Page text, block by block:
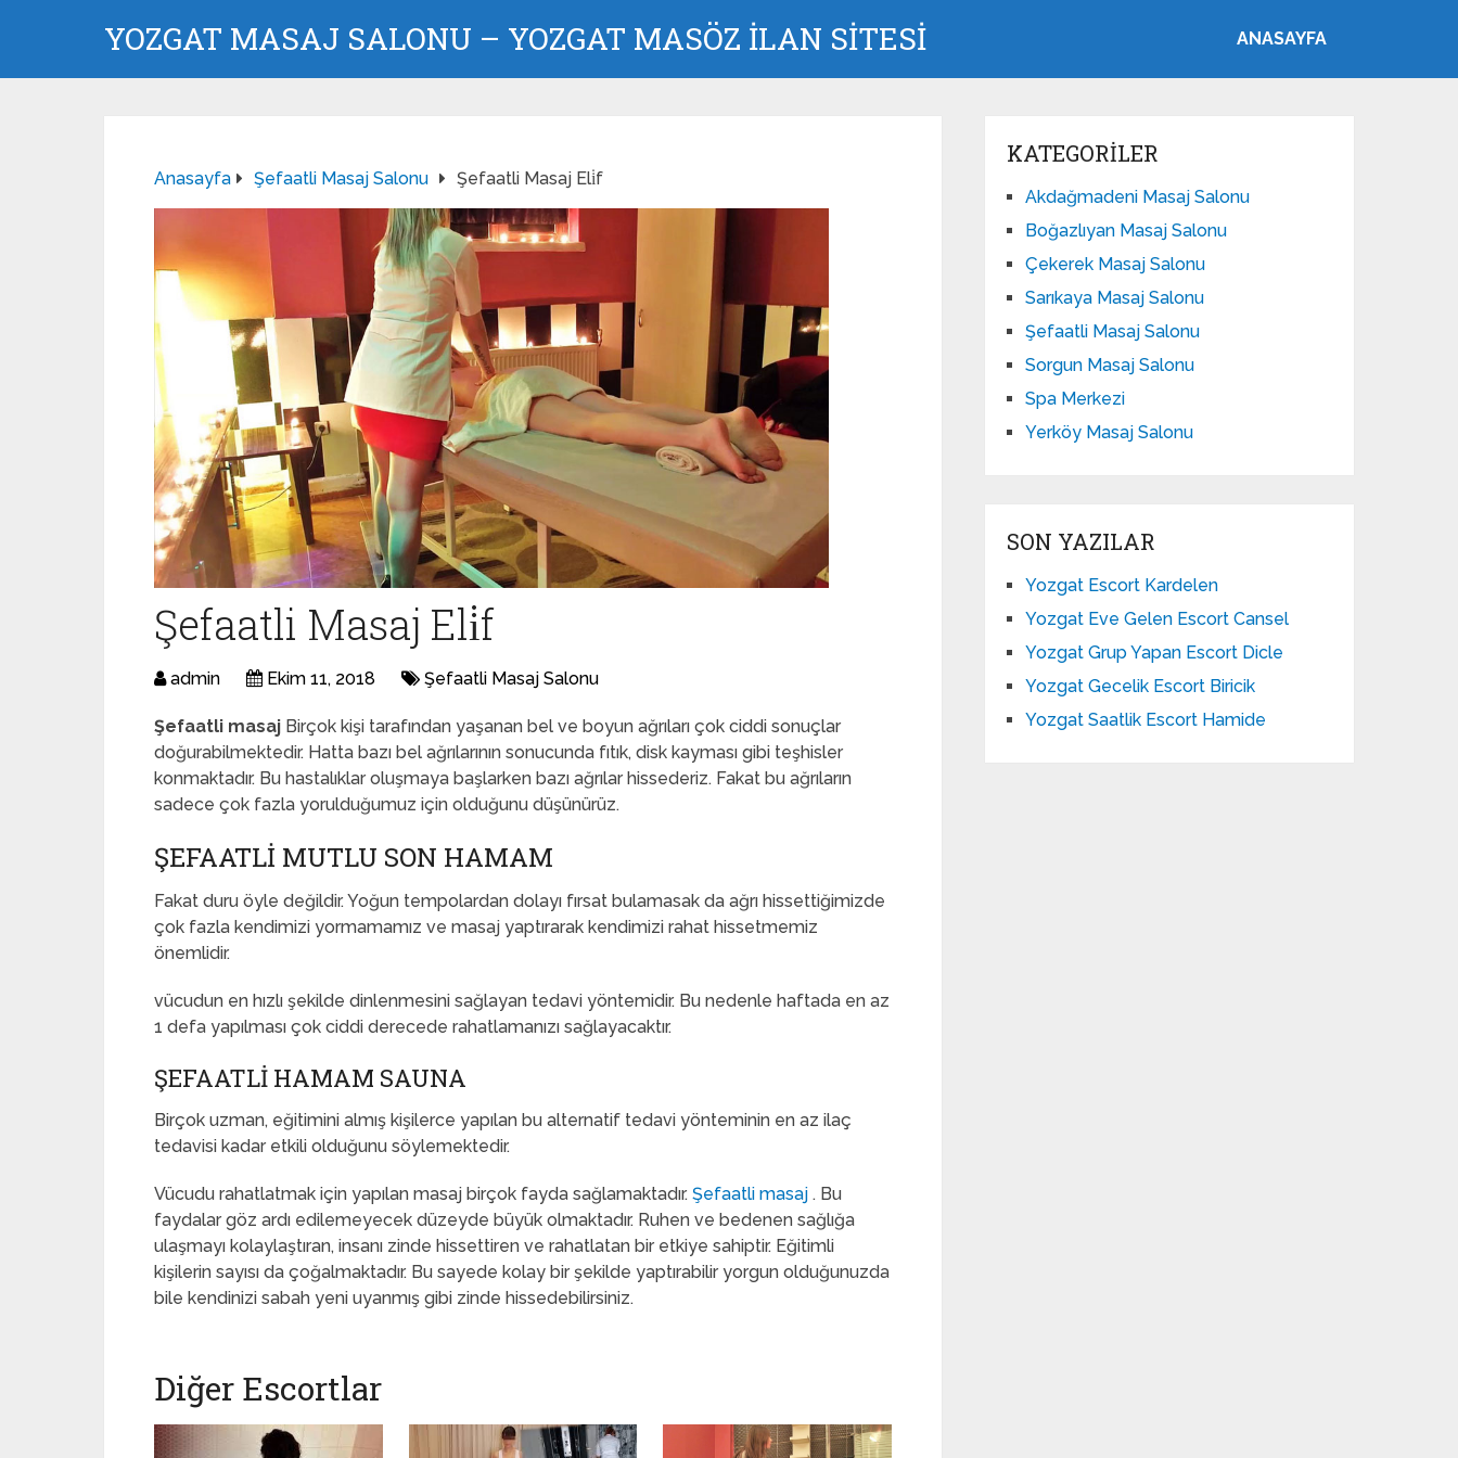
YOZGAT MASAJ SALONU – YOZGAT MASÖZ İLAN SİTESİ ANASAYFA
Anasayfa Şefaatli Masaj Salonu Şefaatli Masaj Eli̇f
Şefaatli Masaj Eli̇f
admin Ekim 11, 2018 Şefaatli Masaj Salonu
Şefaatli masaj Birçok kişi tarafından yaşanan bel ve boyun ağrıları çok ciddi sonuçlar
doğurabilmektedir. Hatta bazı bel ağrılarının sonucunda fıtık, disk kayması gibi teşhisler
konmaktadır. Bu hastalıklar oluşmaya başlarken bazı ağrılar hissederiz. Fakat bu ağrıların
sadece çok fazla yorulduğumuz için olduğunu düşünürüz.
ŞEFAATLI MUTLU SON HAMAM
Fakat duru öyle değildir. Yoğun tempolardan dolayı fırsat bulamasak da ağrı hissettiğimizde
çok fazla kendimizi yormamamız ve masaj yaptırarak kendimizi rahat hissetmemiz
önemlidir.
vücudun en hızlı şekilde dinlenmesini sağlayan tedavi yöntemidir. Bu nedenle haftada en az
1 defa yapılması çok ciddi derecede rahatlamanızı sağlayacaktır.
ŞEFAATLI HAMAM SAUNA
Birçok uzman, eğitimini almış kişilerce yapılan bu alternatif tedavi yönteminin en az ilaç
tedavisi kadar etkili olduğunu söylemektedir.
Vücudu rahatlatmak için yapılan masaj birçok fayda sağlamaktadır. Şefaatli masaj . Bu
faydalar göz ardı edilemeyecek düzeyde büyük olmaktadır. Ruhen ve bedenen sağlığa
ulaşmayı kolaylaştıran, insanı zinde hissettiren ve rahatlatan bir etkiye sahiptir. Eğitimli
kişilerin sayısı da çoğalmaktadır. Bu sayede kolay bir şekilde yaptırabilir yorgun olduğunuzda
bile kendinizi sabah yeni uyanmış gibi zinde hissedebilirsiniz.
Diğer Escortlar
KATEGORILER
Akdağmadeni Masaj Salonu
Boğazlıyan Masaj Salonu
Çekerek Masaj Salonu
Sarıkaya Masaj Salonu
Şefaatli Masaj Salonu
Sorgun Masaj Salonu
Spa Merkezi
Yerköy Masaj Salonu
SON YAZILAR
Yozgat Escort Kardelen
Yozgat Eve Gelen Escort Cansel
Yozgat Grup Yapan Escort Dicle
Yozgat Gecelik Escort Biricik
Yozgat Saatlik Escort Hamide